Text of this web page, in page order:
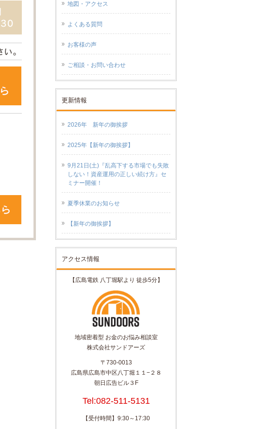
地図・アクセス
よくある質問
お客様の声
ご相談・お問い合わせ
更新情報
2026年 新年の御挨拶
2025年【新年の御挨拶】
9月21日(土)『乱高下する市場でも失敗
しない！資産運用の正しい続け方』セ
ミナー開催！
夏季休業のお知らせ
【新年の御挨拶】
アクセス情報
【広島電鉄 八丁堀駅より 徒歩5分】
地域密着型 お金のお悩み相談室
株式会社サンドアーズ
〒730-0013
広島県広島市中区八丁堀１１−２８
朝日広告ビル３F
Tel:082-511-5131
【受付時間】9:30～17:30